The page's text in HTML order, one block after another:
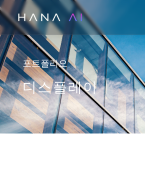
콘
텐
츠
로
건
너
뛰
기
포트폴리오
디스플레이